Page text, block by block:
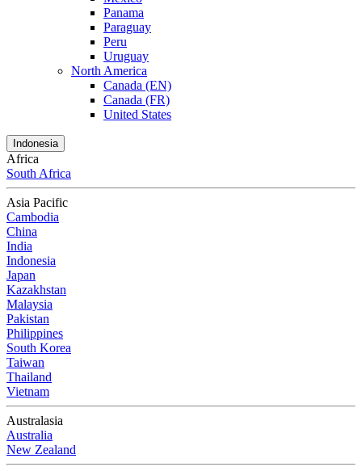
Panama
Paraguay
Peru
Uruguay
North America
Canada (EN)
Canada (FR)
United States
Indonesia
Africa
South Africa
Asia Pacific
Cambodia
China
India
Indonesia
Japan
Kazakhstan
Malaysia
Pakistan
Philippines
South Korea
Taiwan
Thailand
Vietnam
Australasia
Australia
New Zealand